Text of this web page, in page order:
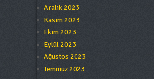
Aralık 2023
Kasım 2023
Ekim 2023
Eylül 2023
Ağustos 2023
Temmuz 2023